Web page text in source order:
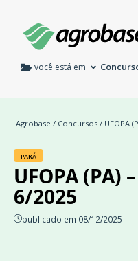
você está em
Agrobase / Concursos / UFOPA
PARÁ
UFOPA (PA)
6/2025
publicado em 08/12/2025